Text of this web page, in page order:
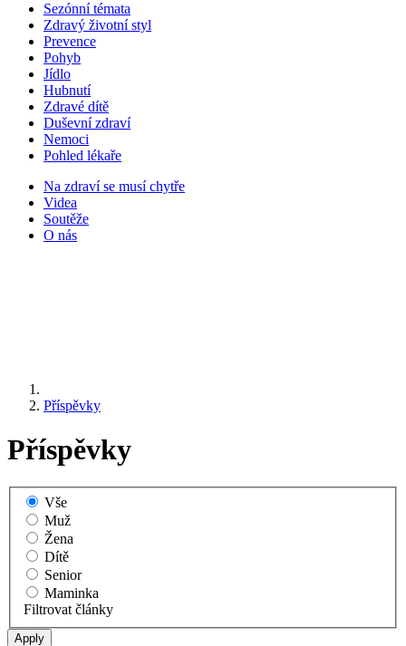
Sezónní témata
Zdravý životní styl
Prevence
Pohyb
Jídlo
Hubnutí
Zdravé dítě
Duševní zdraví
Nemoci
Pohled lékaře
Na zdraví se musí chytře
Videa
Soutěže
O nás
Příspěvky
Příspěvky
Vše
Muž
Žena
Dítě
Senior
Maminka
Filtrovat články